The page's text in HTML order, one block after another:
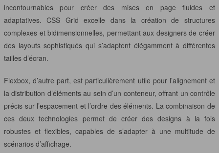
incontournables pour créer des mises en page fluides et
adaptatives. CSS Grid excelle dans la création de structures
complexes et bidimensionnelles, permettant aux designers de créer
des layouts sophistiqués qui s’adaptent élégamment à différentes
tailles d’écran.
Flexbox, d’autre part, est particulièrement utile pour l’alignement et
la distribution d’éléments au sein d’un conteneur, offrant un contrôle
précis sur l’espacement et l’ordre des éléments. La combinaison de
ces deux technologies permet de créer des designs à la fois
robustes et flexibles, capables de s’adapter à une multitude de
scénarios d’affichage.